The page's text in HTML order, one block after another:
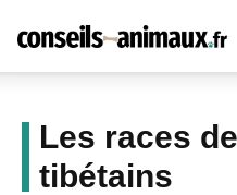
Les races
tibétains